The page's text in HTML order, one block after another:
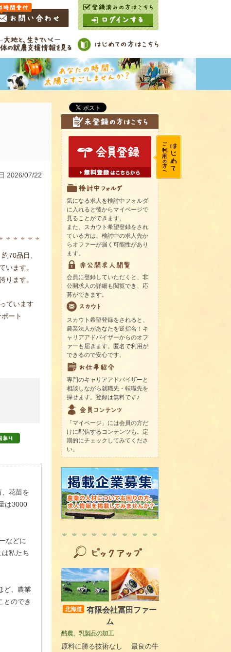
2026/07/22
70品目、
います。
ります。
ています
ート
花苗を
は3000
などに
私たち
ど、農業
とのでき
気になる求人を検討中フォルダ
に入れると後からマイページで
見ることができます。
また、スカウト希望登録をされ
ている方は、検討中の求人先か
らオファーが届く可能性があり
ます。
会員に登録していただくと、非
公開求人の詳細も閲覧でき、応
募ができます。
スカウト希望登録をされると、
農業法人があなたを逆指名！キ
ャリアアドバイザーからのオフ
ァーも届きます。匿名で利用が
できるので安心です。
専門のキャリアアドバイザーと
相談しながら就職先・転職先を
探せます。登録は無料です♪
「マイページ」には会員の方だ
けに配信するコンテンツも。定
期的にチェックしてみてくださ
い。
北海道
有限会社冨田ファー
ム
酪農、乳製品の加工
原料に勝る技術なし 最良の牛